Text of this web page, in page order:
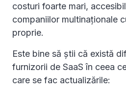
costuri foarte mari,
companiilor multinaționale
proprie.
Este bine să știi că există
furnizorii de SaaS în ceea
care se fac actualizările: